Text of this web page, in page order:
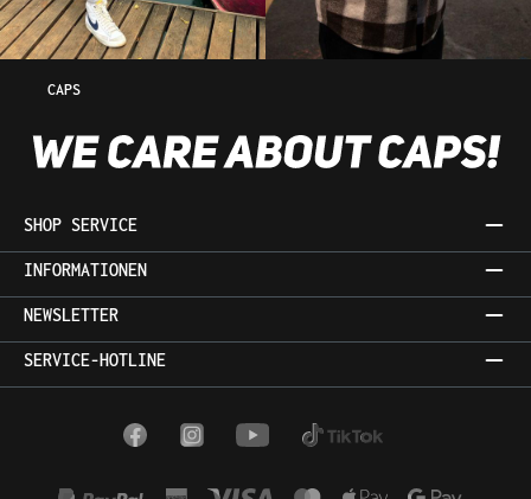
CAPS
SHOP SERVICE
INFORMATIONEN
NEWSLETTER
SERVICE-HOTLINE